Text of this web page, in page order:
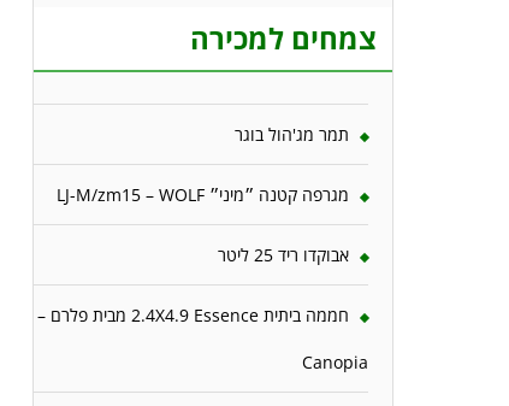
צמחים למכירה
תמר מג'הול בוגר
מגרפה קטנה ״מיני״ LJ-M/zm15 – WOLF
אבוקדו ריד 25 ליטר
חממה ביתית 2.4X4.9 Essence מבית פלרם –
Canopia